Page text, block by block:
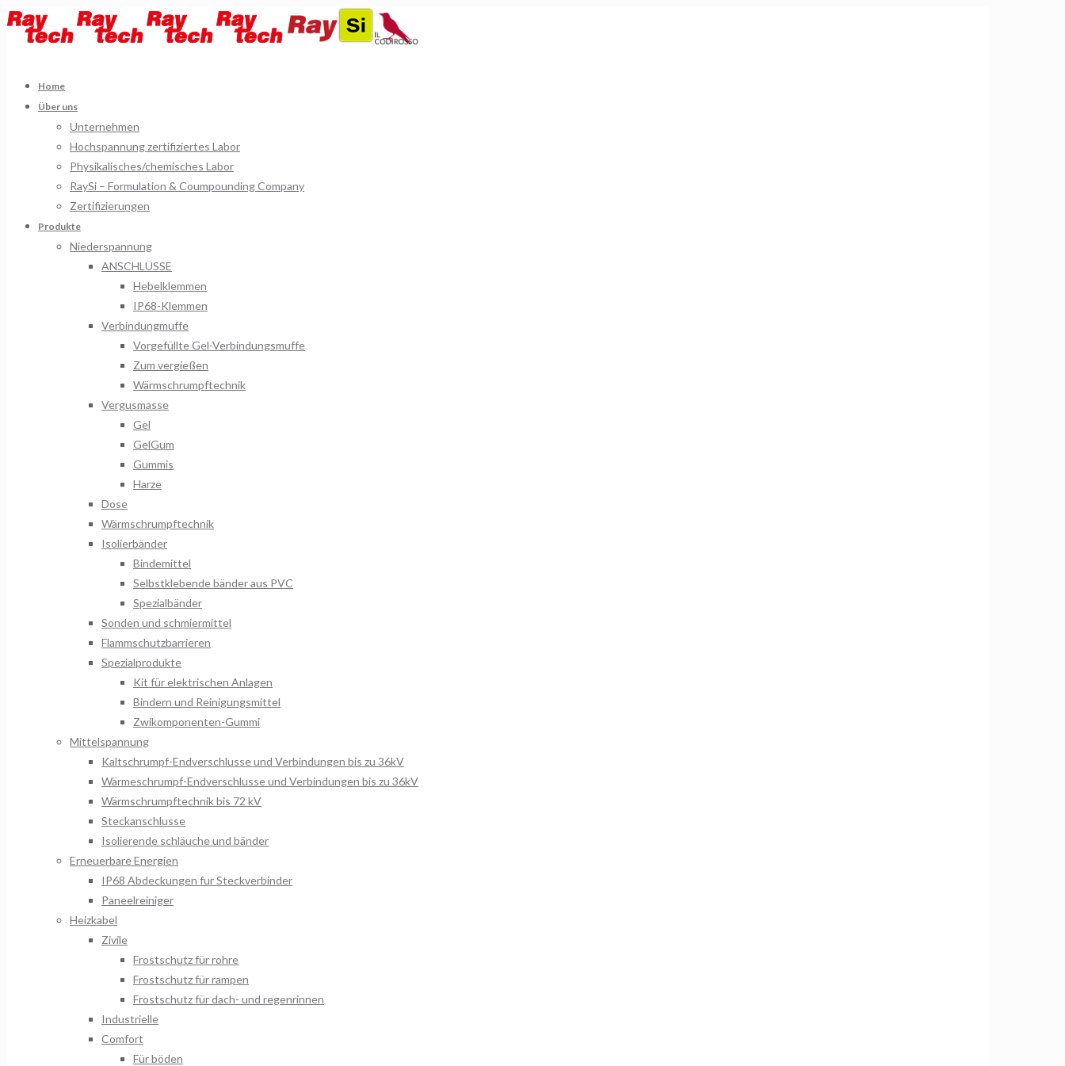
Home
Über uns
Unternehmen
Hochspannung zertifiziertes Labor
Physikalisches/chemisches Labor
RaySi – Formulation & Coumpounding Company
Zertifizierungen
Produkte
Niederspannung
ANSCHLÜSSE
Hebelklemmen
IP68-Klemmen
Verbindungmuffe
Vorgefüllte Gel-Verbindungsmuffe
Zum vergießen
Wärmschrumpftechnik
Vergusmasse
Gel
GelGum
Gummis
Harze
Dose
Wärmschrumpftechnik
Isolierbänder
Bindemittel
Selbstklebende bänder aus PVC
Spezialbänder
Sonden und schmiermittel
Flammschutzbarrieren
Spezialprodukte
Kit für elektrischen Anlagen
Bindern und Reinigungsmittel
Zwikomponenten-Gummi
Mittelspannung
Kaltschrumpf-Endverschlusse und Verbindungen bis zu 36kV
Wärmeschrumpf-Endverschlusse und Verbindungen bis zu 36kV
Wärmschrumpftechnik bis 72 kV
Steckanschlusse
Isolierende schläuche und bänder
Erneuerbare Energien
IP68 Abdeckungen fur Steckverbinder
Paneelreiniger
Heizkabel
Zivile
Frostschutz für rohre
Frostschutz für rampen
Frostschutz für dach- und regenrinnen
Industrielle
Comfort
Für böden